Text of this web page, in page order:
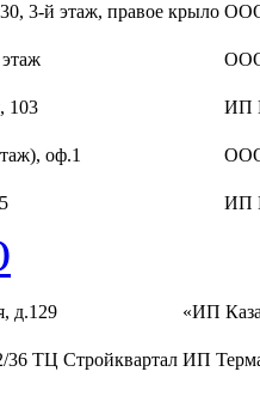
3-й этаж, правое крыло
103 ИП
оф.1
ИП
д.129 «ИП
36 ТЦ Стройквартал ИП